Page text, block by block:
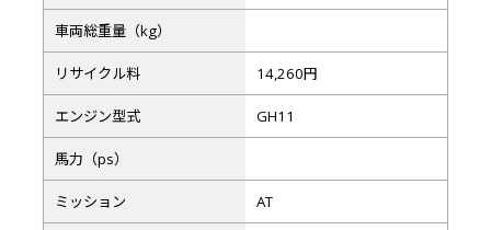
車両総重量（kg）
リサイクル料 14,260円
エンジン型式 GH11
馬力（ps）
ミッション AT